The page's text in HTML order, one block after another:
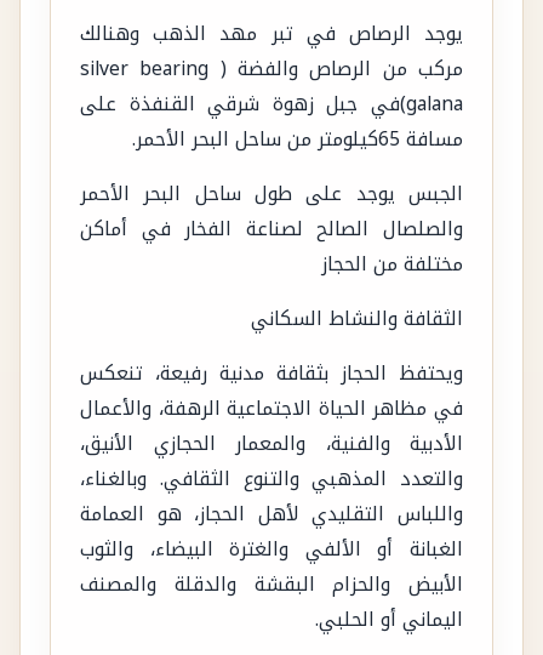
يوجد الرصاص في تبر مهد الذهب وهنالك
مركب من الرصاص والفضة ( silver bearing
galana)في جبل زهوة شرقي القنفذة على
مسافة 65كيلومتر من ساحل البحر الأحمر.
الجبس يوجد على طول ساحل البحر الأحمر
والصلصال الصالح لصناعة الفخار في أماكن
مختلفة من الحجاز
الثقافة والنشاط السكاني
ويحتفظ الحجاز بثقافة مدنية رفيعة، تنعكس
في مظاهر الحياة الاجتماعية الرهفة، والأعمال
الأدبية والفنية، والمعمار الحجازي الأنيق،
والتعدد المذهبي والتنوع الثقافي. وبالغناء،
واللباس التقليدي لأهل الحجاز، هو العمامة
الغبانة أو الألفي والغترة البيضاء، والثوب
الأبيض والحزام البقشة والدقلة والمصنف
اليماني أو الحلبي.